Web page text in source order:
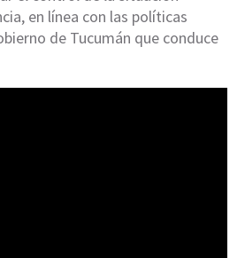
en línea con las políticas
de Tucumán que conduce